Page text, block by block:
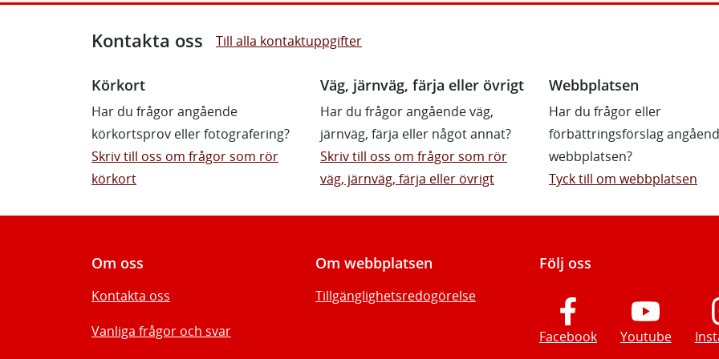
Kontakta oss Till alla kontaktuppgifter
Körkort
Har du frågor angående
körkortsprov eller fotografering?
Skriv till oss om frågor som rör
körkort
Väg, järnväg, färja eller övrigt
Har du frågor angående väg,
järnväg, färja eller något annat?
Skriv till oss om frågor som rör
väg, järnväg, färja eller övrigt
Webbplatsen
Har du frågor eller
förbättringsförslag
webbplatsen?
Tyck till om webbplatsen
Om oss
Kontakta oss
Vanliga frågor och svar
Om webbplatsen
Tillgänglighetsredogörelse
Följ oss
Facebook Youtube